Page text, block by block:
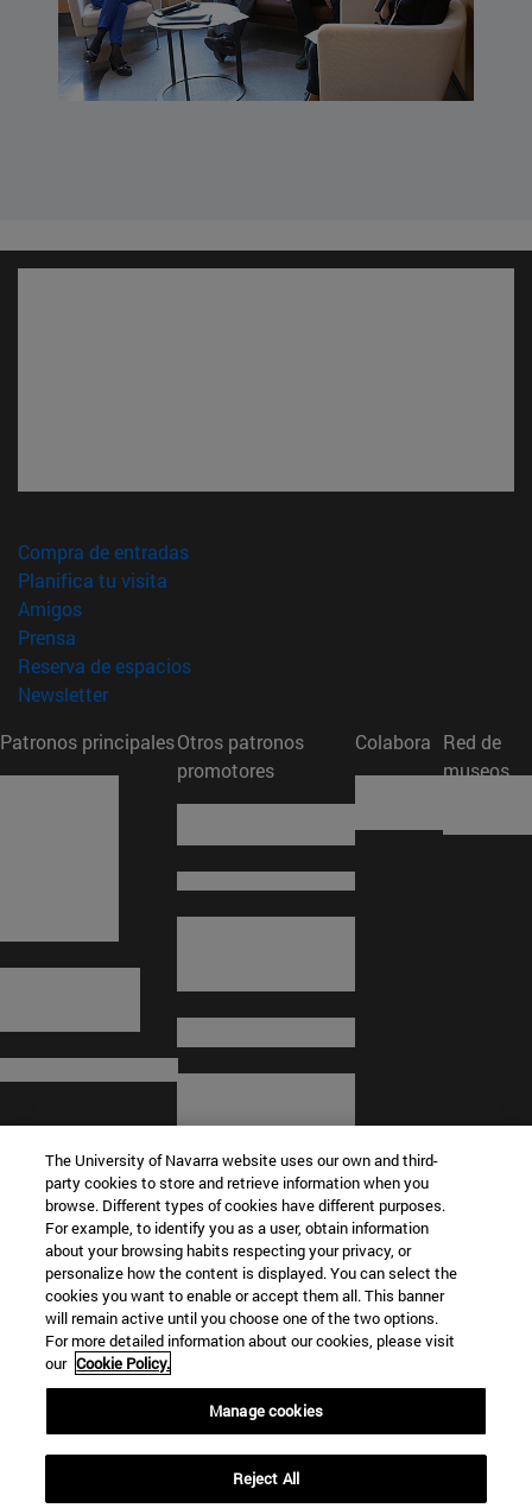
Compra de entradas(abre en nueva ventana)
Planifica tu visita
Amigos(abre en nueva ventana)
Prensa
Reserva de espacios(abre en nueva ventana)
Newsletter(abre en nueva ventana)
Patronos principalesOtros patronos
promotores
Colabora Red de
museos
© Universidad de Navarra
Información legal
Términos y condiciones
Accesibilidad
Configuración de cookies
Localizador de campus
The University of Navarra website uses our own and third-
party cookies to store and retrieve information when you
browse. Different types of cookies have different purposes.
For example, to identify you as a user, obtain information
about your browsing habits respecting your privacy, or
personalize how the content is displayed. You can select the
cookies you want to enable or accept them all. This banner
will remain active until you choose one of the two options.
For more detailed information about our cookies, please visit
our Cookie Policy.
Manage cookies
Reject All